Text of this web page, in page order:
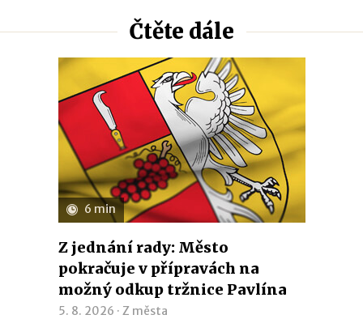
Čtěte dále
6 min
Z jednání rady: Město
pokračuje v přípravách na
možný odkup tržnice Pavlína
5. 8. 2026 · Z města